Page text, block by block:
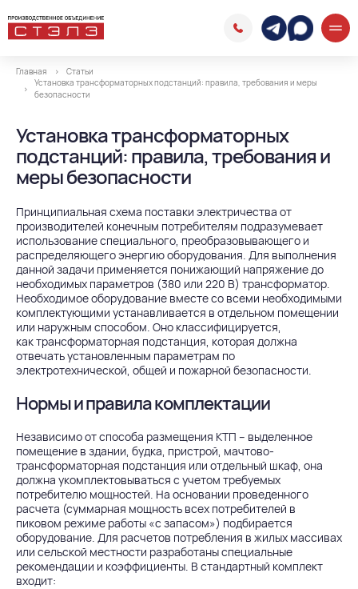
Главная
Статьи
Установка трансформаторных подстанций: правила, требования и меры
безопасности
Установка трансформаторных
подстанций: правила, требования и
меры безопасности
Принципиальная схема поставки электричества от
производителей конечным потребителям подразумевает
использование специального, преобразовывающего и
распределяющего энергию оборудования. Для выполнения
данной задачи применяется понижающий напряжение до
необходимых параметров (380 или 220 В) трансформатор.
Необходимое оборудование вместе со всеми необходимыми
комплектующими устанавливается в отдельном помещении
или наружным способом. Оно классифицируется,
как трансформаторная подстанция, которая должна
отвечать установленным параметрам по
электротехнической, общей и пожарной безопасности.
Нормы и правила комплектации
Независимо от способа размещения КТП – выделенное
помещение в здании, будка, пристрой, мачтово-
трансформаторная подстанция или отдельный шкаф, она
должна укомплектовываться с учетом требуемых
потребителю мощностей. На основании проведенного
расчета (суммарная мощность всех потребителей в
пиковом режиме работы «с запасом») подбирается
оборудование. Для расчетов потребления в жилых массивах
или сельской местности разработаны специальные
рекомендации и коэффициенты. В стандартный комплект
входит: